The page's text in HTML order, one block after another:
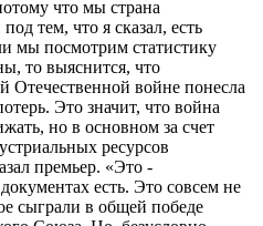
что мы страна
тем, что я сказал, есть
мы посмотрим статистику
то выяснится, что
Отечественной войне понесла
Это значит, что война
но в основном за счет
ресурсов
премьер. «Это -
есть. Это совсем не
сыграли в общей победе